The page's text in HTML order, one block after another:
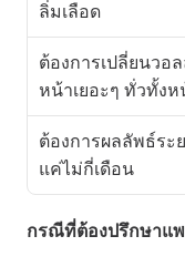
ลิ่มเลือด
ต้องการเปลี่ยนวอ
หน้าเยอะๆ ทั่วทั้งห
ต้องการผลลัพธ์ระ
แค่ไม่กี่เดือน
กรณีที่ต้องปรึกษาแ